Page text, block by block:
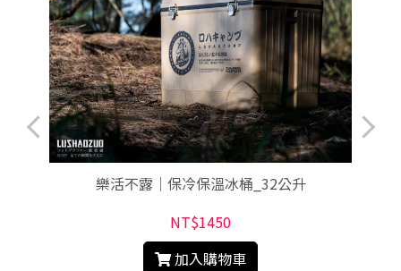
樂活不露｜保冷保溫冰桶_32公升
NT$1450
加入購物車